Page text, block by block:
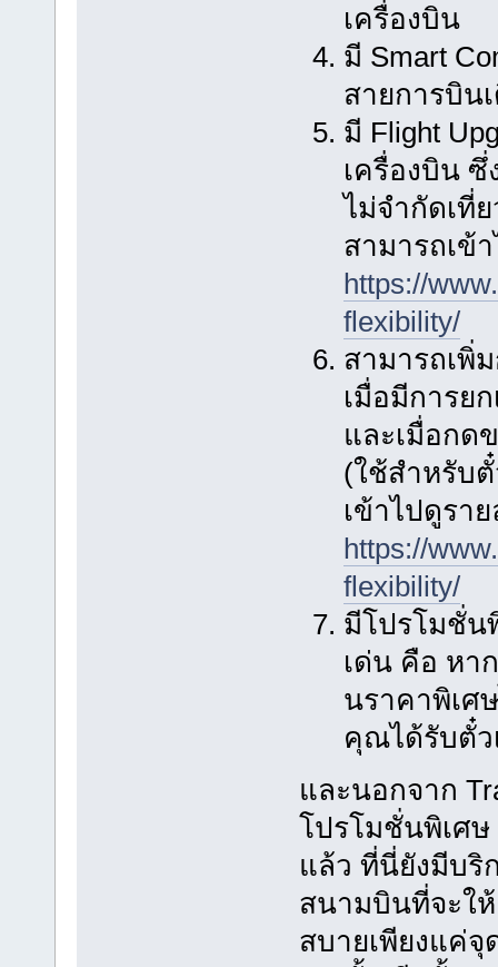
เครื่องบิน
มี Smart
สายการบิน
มี Flight
เครื่องบิน
ไม่จำกัดเที่
สามารถเข้
https://
flexibility/
สามารถเพิ่
เมื่อมีการย
และเมื่อกด
(ใช้สำหรับ
เข้าไปดูรา
https://
flexibility/
มีโปรโมชั่น
เด่น คือ หา
นราคาพิเศ
คุณได้รับตั๋ว
และนอกจาก
โปรโมชั่นพิเศ
แล้ว ที่นี่ยังมีบริ
สนามบินที่จะให้
สบายเพียงแค่